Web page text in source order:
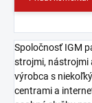
Spoločnosť IGM
strojmi, nástrojmi
výrobca s
centrami a